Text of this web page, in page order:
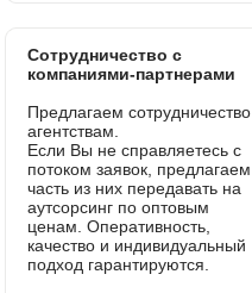
Сотрудничество с
компаниями-партнерами
Предлагаем сотрудничество
агентствам.
Если Вы не справляетесь с
потоком заявок, предлагаем
часть из них передавать на
аутсорсинг по оптовым
ценам. Оперативность,
качество и индивидуальный
подход гарантируются.